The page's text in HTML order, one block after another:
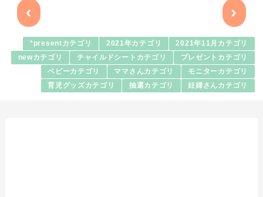
‹ ›
*presentカテゴリ 2021年カテゴリ 2021年11月カテゴリ
newカテゴリ チャイルドシートカテゴリ プレゼントカテゴリ
ベビーカテゴリ ママさんカテゴリ モニターカテゴリ
育児グッズカテゴリ 抽選カテゴリ 妊婦さんカテゴリ